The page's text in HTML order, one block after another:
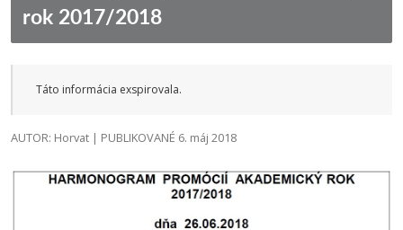
rok 2017/2018
Táto informácia exspirovala.
AUTOR: Horvat | PUBLIKOVANÉ 6. máj 2018